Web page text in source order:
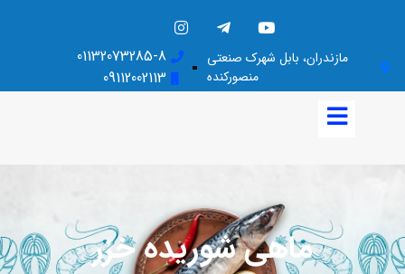
مازندران، بابل شهرک صنعتی
منصورکنده
01132073285-8
09112002113
ماهی شوریده خزر